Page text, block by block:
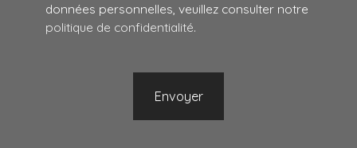
données personnelles, veuillez consulter notre
politique de confidentialité.
Envoyer